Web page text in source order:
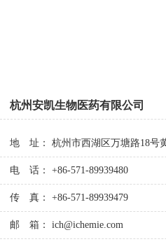
杭州安凯生物医药有限公司
地 址： 杭州市西湖区万塘路18号
电 话： +86-571-89939480
传 真： +86-571-89939479
邮 箱： ich@ichemie.com